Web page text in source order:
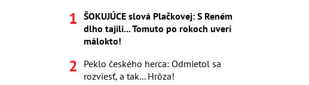
ŠOKUJÚCE slová Plačkovej: S Reném
dlho tajili... Tomuto po rokoch uverí
málokto!
Peklo českého herca: Odmietol sa
rozviesť, a tak... Hrôza!